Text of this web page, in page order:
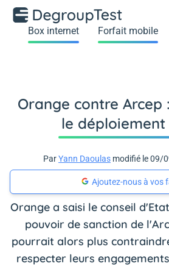
Box internet Forfait mobile
Orange contre Arcep
le déploiement
ParYann Daoulas modifié le 09/
Ajoutez-nous à vos
Orange a saisi le conseil
pouvoir de sanction de
pourrait alors plus
respecter leurs